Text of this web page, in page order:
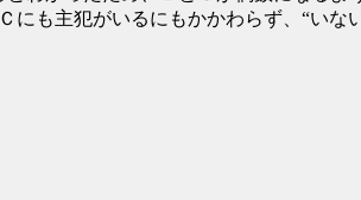
にも主犯がいるにもかかわらず、“いな